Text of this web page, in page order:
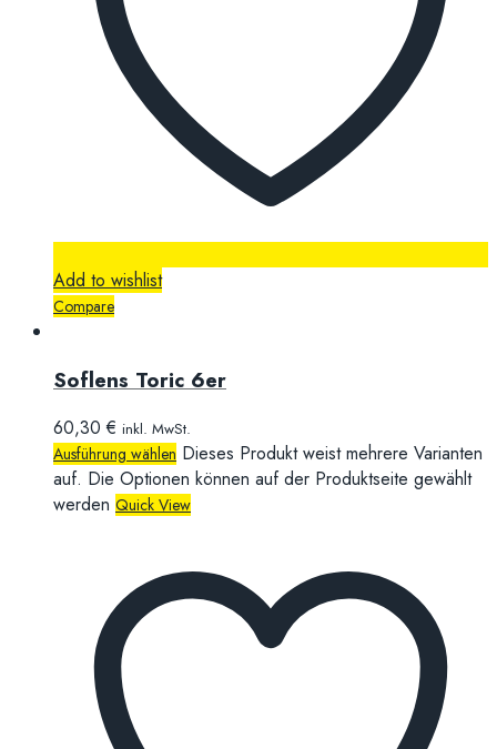
Add to wishlist
Compare
Soflens Toric 6er
60,30€ inkl. MwSt.
Ausführung wählen Dieses Produkt weist mehrere Varianten
auf. Die Optionen können auf der Produktseite gewählt
werden Quick View